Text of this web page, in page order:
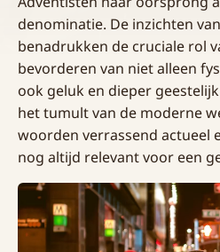
denominatie. De inzichten
benadrukken de cruciale rol
bevorderen van niet alleen
ook geluk en dieper
het tumult van de moderne
woorden verrassend actueel
nog altijd relevant voor een